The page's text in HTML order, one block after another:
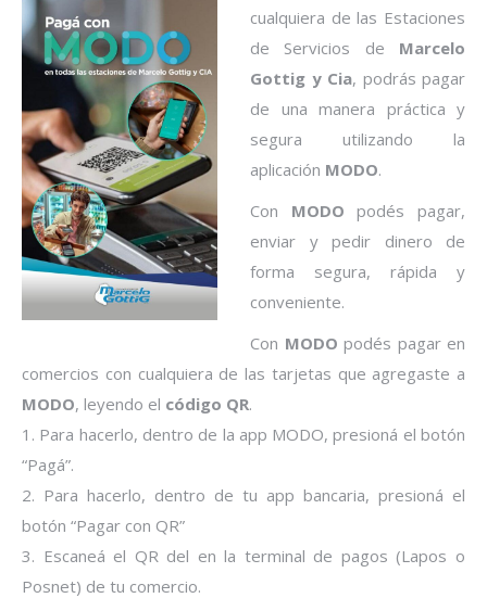
cualquiera de las Estaciones
de Servicios de Marcelo
Gottig y Cia, podrás pagar
de una manera práctica y
segura utilizando la
aplicación MODO.
Con MODO podés pagar,
enviar y pedir dinero de
forma segura, rápida y
conveniente.
Con MODO podés pagar en
comercios con cualquiera de las tarjetas que agregaste a
MODO, leyendo el código QR.
1. Para hacerlo, dentro de la app MODO, presioná el botón
“Pagá”.
2. Para hacerlo, dentro de tu app bancaria, presioná el
botón “Pagar con QR”
3. Escaneá el QR del en la terminal de pagos (Lapos o
Posnet) de tu comercio.